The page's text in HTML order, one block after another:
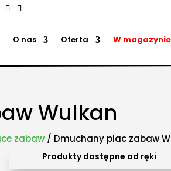
O nas Oferta W
zamki weselne, parki wodne dmuchane, namioty
Wulkan
zabaw / Dmuchany plac zabaw
Produkty dostępne od ręki